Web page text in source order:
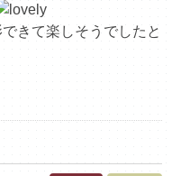
きて楽しそうでしたと